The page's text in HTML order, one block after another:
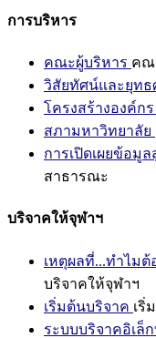
การบริหาร
คณะผู้บริหาร คณ
วิสัยทัศน์และยุทธ
โครงสร้างองค์กร
สภามหาวิทยาลัย
การเปิดเผยข้อมู
สาธารณะ
บริจาคให้จุฬาฯ
เหตุผลที่...ทำไมต้
บริจาคให้จุฬาฯ
เริ่มต้นบริจาค เริ่
ระบบบริจาคอิเล็